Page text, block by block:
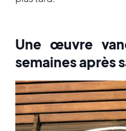
Une œuvre
semaines après